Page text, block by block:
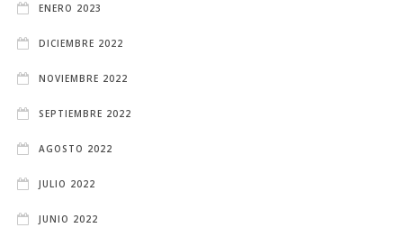
ENERO 2023
DICIEMBRE 2022
NOVIEMBRE 2022
SEPTIEMBRE 2022
AGOSTO 2022
JULIO 2022
JUNIO 2022